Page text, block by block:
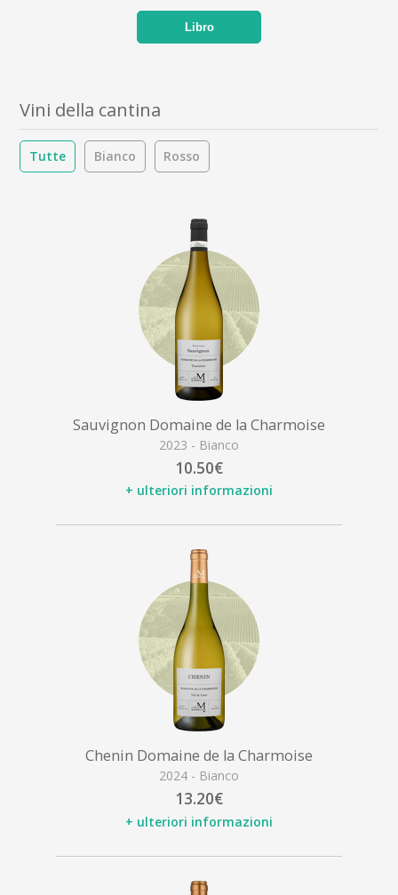
Libro
Vini della cantina
Tutte Bianco Rosso
Sauvignon Domaine de la Charmoise
2023 - Bianco
10.50€
+ ulteriori informazioni
Chenin Domaine de la Charmoise
2024 - Bianco
13.20€
+ ulteriori informazioni